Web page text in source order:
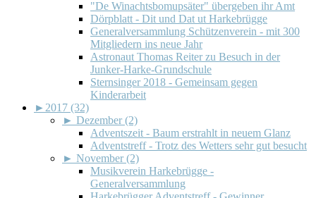
"De Winachtsbomupsäter" übergeben ihr Amt
Dörpblatt - Dit und Dat ut Harkebrügge
Generalversammlung Schützenverein - mit 300
Mitgliedern ins neue Jahr
Astronaut Thomas Reiter zu Besuch in der
Junker-Harke-Grundschule
Sternsinger 2018 - Gemeinsam gegen
Kinderarbeit
► 2017 (32)
► Dezember (2)
Adventszeit - Baum erstrahlt in neuem Glanz
Adventstreff - Trotz des Wetters sehr gut besucht
► November (2)
Musikverein Harkebrügge -
Generalversammlung